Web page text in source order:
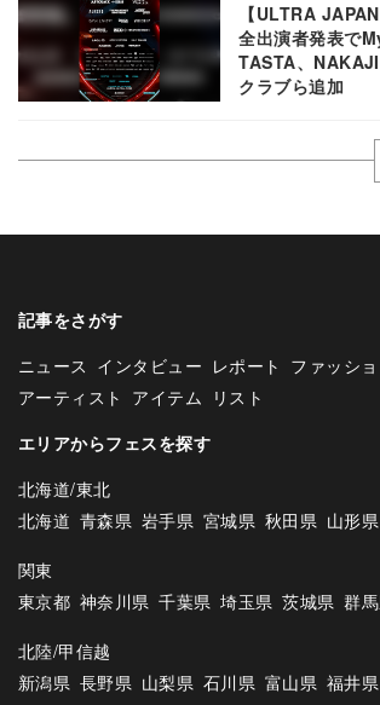
【ULTRA
全出演者発表で
TASTA、
クラブら追加
記事をさがす
ニュース インタビュー レポート ファッシ
アーティスト アイテム リスト
エリアからフェスを探す
北海道/東北
北海道 青森県 岩手県 宮城県 秋田県 山形県
関東
東京都 神奈川県 千葉県 埼玉県 茨城県 群
北陸/甲信越
新潟県 長野県 山梨県 石川県 富山県 福井県